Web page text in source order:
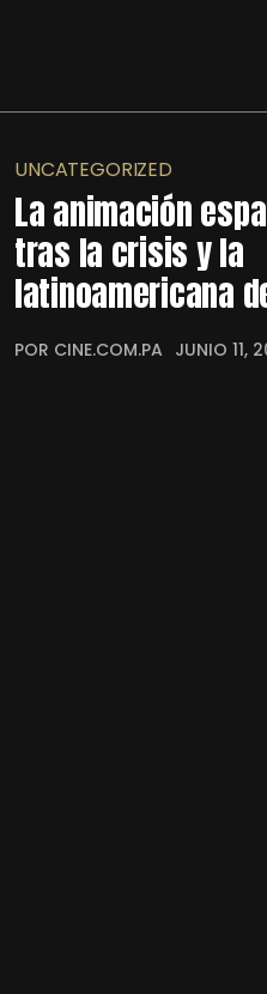
UNCATEGORIZED
La animación
tras la crisis y la
latinoamericana
POR CINE.COM.PA JUNIO 11,